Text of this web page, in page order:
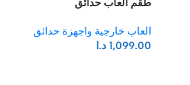
طقم العاب حدائق
العاب خارجية واجهزة حدائق
1,099.00 د.ا